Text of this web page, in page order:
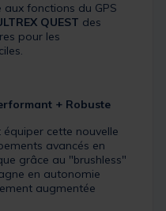
fonctions du GPS
QUEST des
pour les
+ Robuste
équiper cette nouvelle
avancés en
grâce au "brushless"
en autonomie
augmentée